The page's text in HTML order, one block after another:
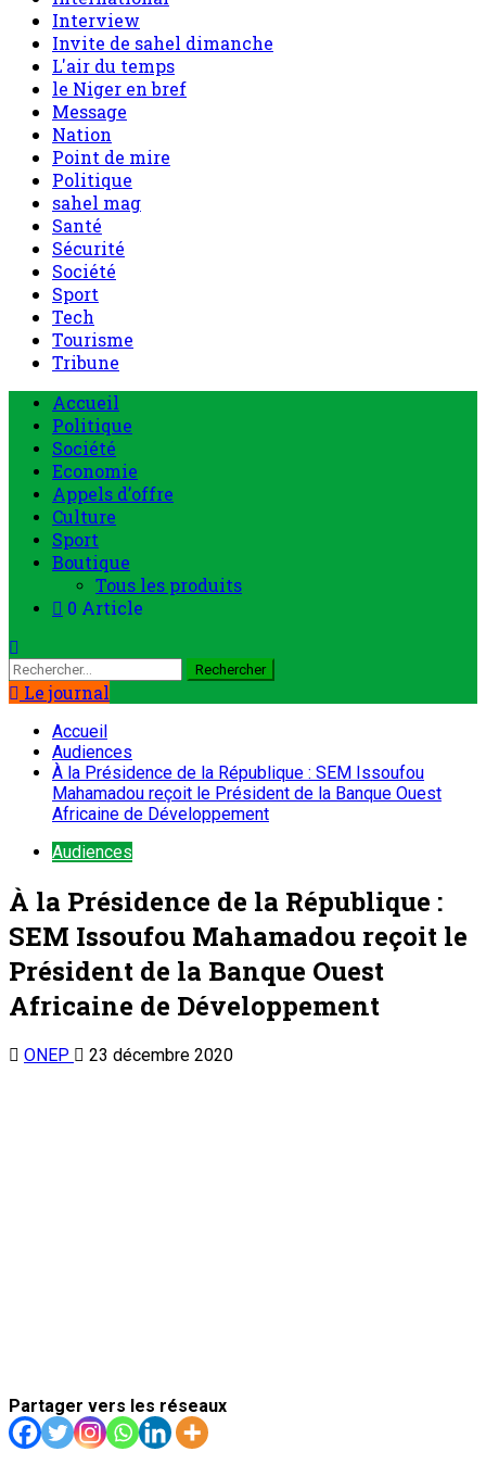
Interview
Invite de sahel dimanche
L'air du temps
le Niger en bref
Message
Nation
Point de mire
Politique
sahel mag
Santé
Sécurité
Société
Sport
Tech
Tourisme
Tribune
Menu
principal
Accueil
Politique
Société
Economie
Appels d’offre
Culture
Sport
Boutique
Tous les produits
0 Article
Rechercher :
Le journal
Accueil
Audiences
À la Présidence de la République : SEM Issoufou
Mahamadou reçoit le Président de la Banque Ouest
Africaine de Développement
Audiences
À la Présidence de la République :
SEM Issoufou Mahamadou reçoit le
Président de la Banque Ouest
Africaine de Développement
ONEP 23 décembre 2020
Partager vers les réseaux